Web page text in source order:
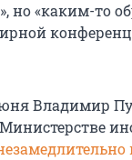
но «каким-то
Владимир